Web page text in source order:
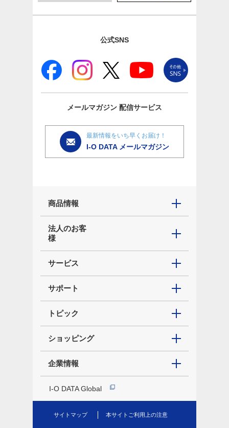
公式SNS
メールマガジン 配信サービス
最新情報をいち早くお届け！
I-O DATA メールマガジン
商品情報
法人のお客
様
サービス
サポート
トピック
ショッピング
企業情報
I-O DATA Global
サイトマップ 本サイトご利用上の注意